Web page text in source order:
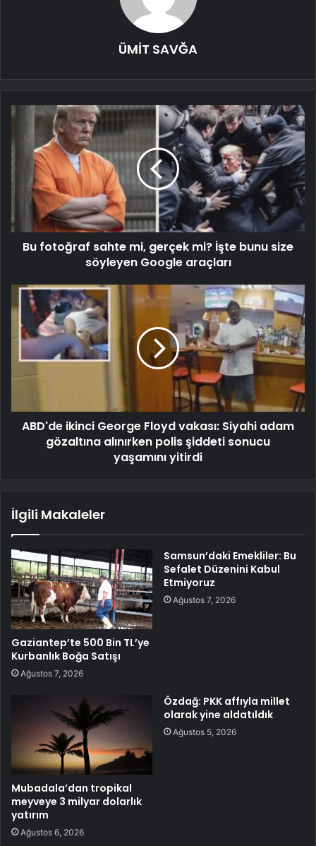
ÜMİT SAVĞA
Bu fotoğraf sahte mi, gerçek mi? İşte bunu size
söyleyen Google araçları
ABD'de ikinci George Floyd vakası: Siyahi adam
gözaltına alınırken polis şiddeti sonucu
yaşamını yitirdi
İlgili Makaleler
Gaziantep’te 500 Bin TL’ye
Kurbanlık Boğa Satışı
Ağustos 7, 2026
Samsun’daki Emekliler: Bu
Sefalet Düzenini Kabul
Etmiyoruz
Ağustos 7, 2026
Mubadala’dan tropikal
meyveye 3 milyar dolarlık
yatırım
Ağustos 6, 2026
Özdağ: PKK affıyla millet
olarak yine aldatıldık
Ağustos 5, 2026